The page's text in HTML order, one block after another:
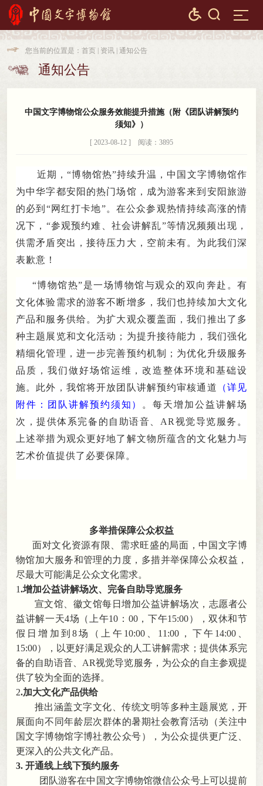
 
 通知公告
 您当前的位置是： 首页 资讯 通知公告
中国文字博物馆公众服务效能提升措施（附《团队讲解预约
须知》）
[ 2023-08-12 ] 阅读：3895
近期 ，“博物馆热”持续升温 ， 中国文字博物馆作
为中华字都安阳的热门场馆 ， 成为游客来到安阳 旅游
的必到 “网红打卡地”。 在公众参观热情持续高涨的情
况下，“参观预约难、社会讲解乱”等情况频频出现 ，
供需矛盾突出，接待压力大 ， 空前未有。为此我们深
表歉意！
“博物馆热”是一场博物馆与观众的双向奔赴 。有
文化体验需求的游客不断增多，我们也持续加大文化
产品和服务供给。 为扩大观众覆盖面，我们推出了多
种主题展览和文化活动 ； 为提升接待能力，我们强化
精细化管理 ， 进一步完善预约机制；为优化升级服务
品质 ， 我们做好场馆运维，改造整体环境和基础设
施。 此外， 我馆将开放团队讲解预约审核通道
（详见
附件：团队 讲解预约须知） 。每天增加公益讲解场
次，提供体系完备的自助语音、 AR视觉导览服务 。
上述举措为观众更好地了解文物所蕴含的文化魅力与
艺术价值提供了必要保障。
多举措保障公众权益
面对文化资源有限、需求旺盛的局面 ， 中国文字博
物馆加大服务和管理的力度 ， 多措并举保障公众权益，
尽最大可能满足公众文化需求。
1.增加公益讲解场次、完备自助导览服务
宣文馆、徽文馆每 日增加公益讲解场次 ， 志愿者公
益讲解一天4场 （上午10：00， 下午15:00） ，双休和节
假日增加到 8场 （上午 10:00、11:00 ， 下午14:00、
15:00） ， 以更好满足观众的人工讲解需求 ； 提供体系完
备的自助语音、 AR视觉导览服务 ， 为公众的自主参观提
供了较为全面的选择。
2.加大文化产品供给
推出涵盖文字文化、传统文明等多种主题展览 ，开
展面向不同年龄层次群体的暑期社会教育活动
（关注中
国文字博物馆字博社教公众号）
， 为公众提供更广泛、
更深入的公共文化产品。
3. 开通线上线下预约服务
团队游客在中国文字博物馆微信公众号上可以提前